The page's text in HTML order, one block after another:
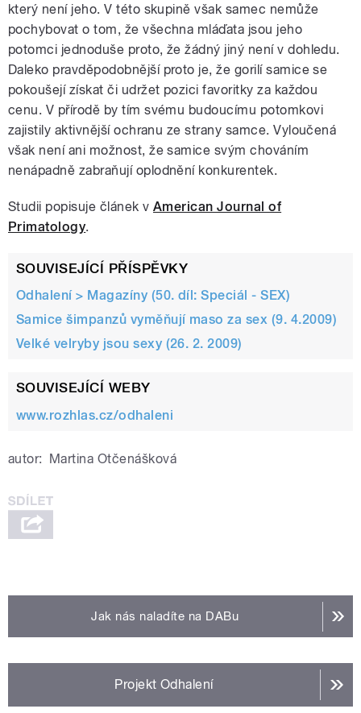
který není jeho. V této skupině však samec nemůže
pochybovat o tom, že všechna mláďata jsou jeho
potomci jednoduše proto, že žádný jiný není v dohledu.
Daleko pravděpodobnější proto je, že gorilí samice se
pokoušejí získat či udržet pozici favoritky za každou
cenu. V přírodě by tím svému budoucímu potomkovi
zajistily aktivnější ochranu ze strany samce. Vyloučená
však není ani možnost, že samice svým chováním
nenápadně zabraňují oplodnění konkurentek.
Studii popisuje článek v American Journal of
Primatology.
SOUVISEJÍCÍ PŘÍSPĚVKY
Odhalení > Magazíny (50. díl: Speciál - SEX)
Samice šimpanzů vyměňují maso za sex (9. 4.2009)
Velké velryby jsou sexy (26. 2. 2009)
SOUVISEJÍCÍ WEBY
www.rozhlas.cz/odhaleni
autor: Martina Otčenášková
Jak nás naladíte na DABu
Projekt Odhalení